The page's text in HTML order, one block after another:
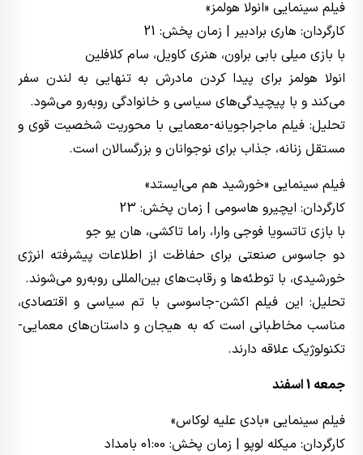
فیلم سینمایی «انولا هولمز»
کارگردان: هاری برادبیر | زمان پخش: 21
با بازی میلی بابی براون، هنری کاویل، سام کلافلین
انولا هولمز برای پیدا کردن مادرش به تنهایی به لندن سفر
می‌کند و با پیچیدگی‌های سیاسی و خانوادگی روبه‌رو می‌شود.
تحلیل: فیلم ماجراجویانه-معمایی با محوریت شخصیت قوی و
مستقل زنانه، جذاب برای نوجوانان و بزرگسالان است.
فیلم سینمایی «خورشید هم می‌ایستد»
کارگردان: ایچیرو هاسومی | زمان پخش: 23
با بازی تاتسویا فوجی وارا، راما تاکشی، هان یو جو
دو جاسوس صنعتی برای حفاظت از اطلاعات پیشرفته انرژی
خورشیدی، با توطئه‌ها و رقابت‌های بین‌المللی روبه‌رو می‌شوند.
تحلیل: این فیلم اکشن-جاسوسی با تم سیاسی و اقتصادی،
مناسب مخاطبانی است که به هیجان و داستان‌های معمایی-
تکنولوژیک علاقه دارند.
جمعه 1 اسفند
فیلم سینمایی «بادی علیه لوکاس»
کارگردان: میکله لوپو | زمان پخش: 01:00 بامداد